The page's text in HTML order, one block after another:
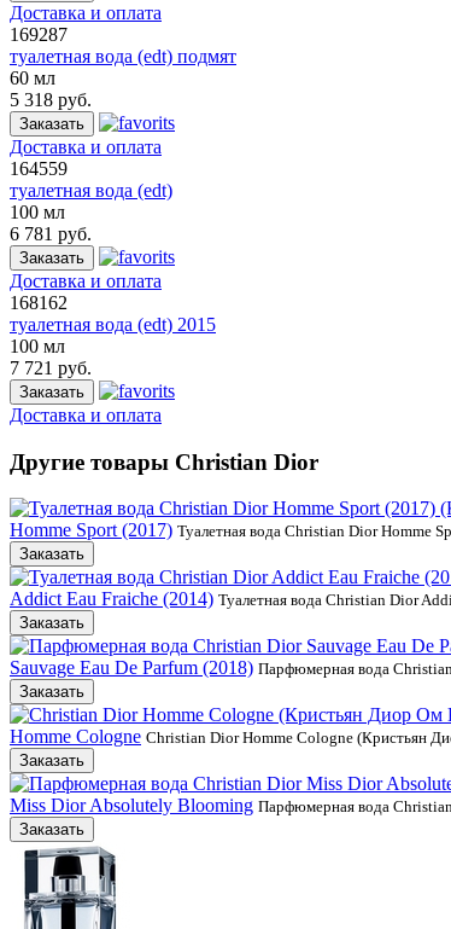
Доставка и оплата
169287
туалетная вода (edt) подмят
60 мл
5 318 руб.
Заказать
Доставка и оплата
164559
туалетная вода (edt)
100 мл
6 781 руб.
Заказать
Доставка и оплата
168162
туалетная вода (edt) 2015
100 мл
7 721 руб.
Заказать
Доставка и оплата
Другие товары Christian Dior
Homme Sport (2017) Туалетная вода Christian Dior Homme
Заказать
Addict Eau Fraiche (2014) Туалетная вода Christian Dior
Заказать
Sauvage Eau De Parfum (2018) Парфюмерная вода
Заказать
Homme Cologne Christian Dior Homme Cologne (Кристьян
Заказать
Miss Dior Absolutely Blooming Парфюмерная вода
Заказать